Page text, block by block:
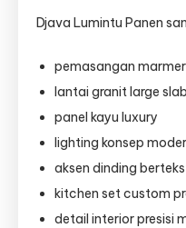
Djava Lumintu Panen
pemasangan
lantai granit large slab
panel kayu luxury
lighting konsep
aksen dinding
kitchen set custom
detail interior presisi